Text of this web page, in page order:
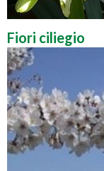
Fiori ciliegio